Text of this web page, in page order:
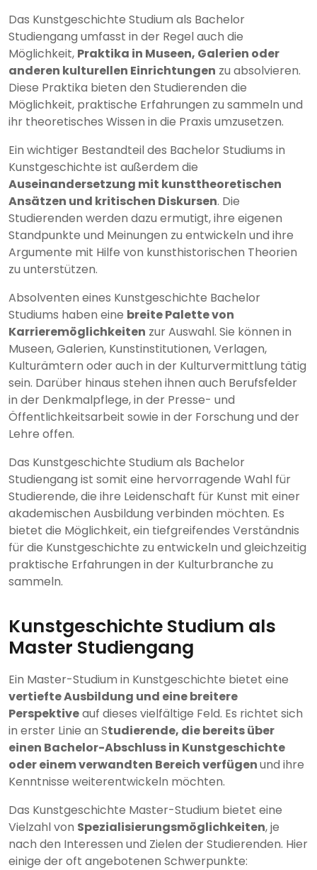
Das Kunstgeschichte Studium als Bachelor
Studiengang umfasst in der Regel auch die
Möglichkeit, Praktika in Museen, Galerien oder
anderen kulturellen Einrichtungen zu absolvieren.
Diese Praktika bieten den Studierenden die
Möglichkeit, praktische Erfahrungen zu sammeln und
ihr theoretisches Wissen in die Praxis umzusetzen.
Ein wichtiger Bestandteil des Bachelor Studiums in
Kunstgeschichte ist außerdem die
Auseinandersetzung mit kunsttheoretischen
Ansätzen und kritischen Diskursen. Die
Studierenden werden dazu ermutigt, ihre eigenen
Standpunkte und Meinungen zu entwickeln und ihre
Argumente mit Hilfe von kunsthistorischen Theorien
zu unterstützen.
Absolventen eines Kunstgeschichte Bachelor
Studiums haben eine breite Palette von
Karrieremöglichkeiten zur Auswahl. Sie können in
Museen, Galerien, Kunstinstitutionen, Verlagen,
Kulturämtern oder auch in der Kulturvermittlung tätig
sein. Darüber hinaus stehen ihnen auch Berufsfelder
in der Denkmalpflege, in der Presse- und
Öffentlichkeitsarbeit sowie in der Forschung und der
Lehre offen.
Das Kunstgeschichte Studium als Bachelor
Studiengang ist somit eine hervorragende Wahl für
Studierende, die ihre Leidenschaft für Kunst mit einer
akademischen Ausbildung verbinden möchten. Es
bietet die Möglichkeit, ein tiefgreifendes Verständnis
für die Kunstgeschichte zu entwickeln und gleichzeitig
praktische Erfahrungen in der Kulturbranche zu
sammeln.
Kunstgeschichte Studium als
Master Studiengang
Ein Master-Studium in Kunstgeschichte bietet eine
vertiefte Ausbildung und eine breitere
Perspektiveauf dieses vielfältige Feld. Es richtet sich
in erster Linie an Studierende, die bereits über
einen Bachelor-Abschluss in Kunstgeschichte
oder einem verwandten Bereich verfügenund ihre
Kenntnisse weiterentwickeln möchten.
Das Kunstgeschichte Master-Studium bietet eine
Vielzahl von Spezialisierungsmöglichkeiten, je
nach den Interessen und Zielen der Studierenden. Hier
einige der oft angebotenen Schwerpunkte: